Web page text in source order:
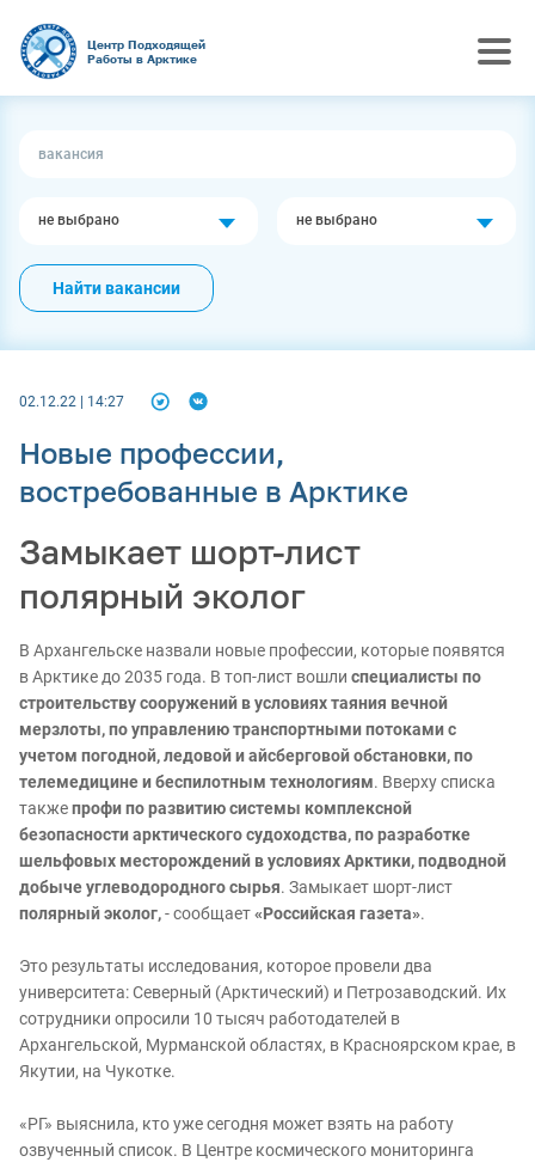
Центр Подходящей
Работы в Арктике
не выбрано не выбрано
Найти вакансии
02.12.22 | 14:27
Новые профессии,
востребованные в Арктике
Замыкает шорт-лист
полярный эколог
В Архангельске назвали новые профессии, которые появятся
в Арктике до 2035 года. В топ-лист вошли специалисты по
строительству сооружений в условиях таяния вечной
мерзлоты, по управлению транспортными потоками с
учетом погодной, ледовой и айсберговой обстановки, по
телемедицине и беспилотным технологиям. Вверху списка
такжепрофи по развитию системы комплексной
безопасности арктического судоходства, по разработке
шельфовых месторождений в условиях Арктики, подводной
добыче углеводородного сырья. Замыкает шорт-лист
полярный эколог,- сообщает«Российская газета».
Это результаты исследования, которое провели два
университета: Северный (Арктический) и Петрозаводский. Их
сотрудники опросили 10 тысяч работодателей в
Архангельской, Мурманской областях, в Красноярском крае, в
Якутии, на Чукотке.
«РГ» выяснила, кто уже сегодня может взять на работу
озвученный список. В Центре космического мониторинга